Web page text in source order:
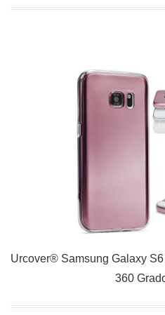
Urcover® Samsung Galaxy
360